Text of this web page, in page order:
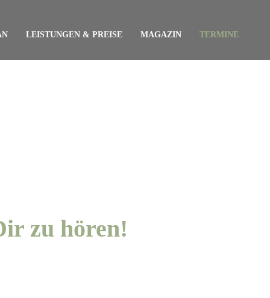
LEISTUNGEN & PREISE MAGAZIN TERMINE
zu hören!